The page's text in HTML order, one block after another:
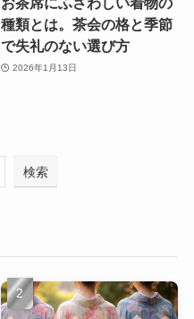
種類とは。茶会の格と季節
で失礼のない選び方
2026年1月13日
検索